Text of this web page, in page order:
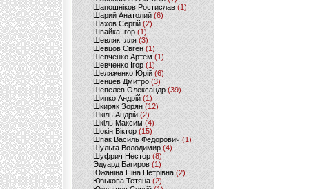
Шапошніков Ростислав(1)
Шарий Анатолий(6)
Шахов Сергій(2)
Швайка Ігор (1)
Шевляк Ілля (3)
Шевцов Євген (1)
Шевченко Артем(1)
Шевченко Ігор(1)
Шеляженко Юрій (6)
Шенцев Дмитро (3)
Шепелев Олександр (39)
Шипко Андрій(1)
Шкиряк Зорян(12)
Шкіль Андрій(2)
Шкіль Максим (4)
Шокін Віктор (15)
Шпак Василь Федорович (1)
Шульга Володимир (4)
Шуфрич Нестор(8)
Эдуард Багиров (1)
Южаніна Ніна Петрівна (2)
Юзькова Тетяна(2)